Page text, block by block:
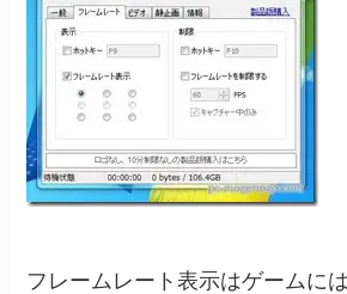
フレームレート表示はゲームに